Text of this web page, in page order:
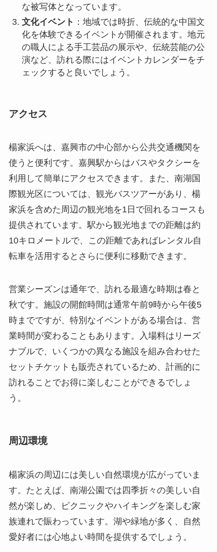
な被写体となっています。
文化イベント ：地域では時折、伝統的な中国文
化を体験できるイベントが開催されます。地元
の職人による手工芸品の展示や、伝統芸能の公
演など、訪れる際にはイベントカレンダーをチ
ェックすると良いでしょう。
アクセス
楊家浜へは、嘉興市の中心部から公共交通機関を
使うと便利です。嘉興駅からはバスやタクシーを
利用して簡単にアクセスできます。また、南湖国
際観光区については、観光バスツアーがあり、楊
家浜を含めた周辺の観光地を1日で回れるコースも
提供されています。駅から観光地までの距離は約
10キロメートルで、この距離であればレンタル自
転車を活用するとさらに便利に移動できます。
営業シーズンは通年で、訪れる最適な時期は春と
秋です。施設の開館時間は通常午前9時から午後5
時までですが、特別なイベントがある場合は、営
業時間が変わることもあります。入場料はリーズ
ナブルで、いくつかの異なる施設を組み合わせた
セットチケットも販売されているため、計画的に
訪れることでお得に楽しむことができるでしょ
う。
周辺環境
楊家浜の周辺には美しい自然環境が広がっていま
す。たとえば、南湖公園では四季折々の美しい自
然が楽しめ、ピクニックやハイキングを楽しむ家
族連れで賑わっています。湖や緑地が多く、自然
愛好者には心地よい時間を提供するでしょう。